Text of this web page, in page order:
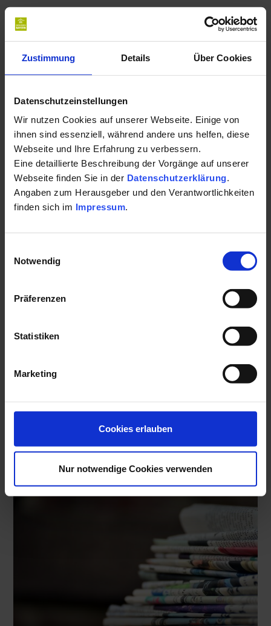
Zustimmung Details Über Cookies
Datenschutzeinstellungen
Wir nutzen Cookies auf unserer Webseite. Einige von
ihnen sind essenziell, während andere uns helfen, diese
Webseite und Ihre Erfahrung zu verbessern.
Eine detaillierte Beschreibung der Vorgänge auf unserer
Webseite finden Sie in der Datenschutzerklärung.
Angaben zum Herausgeber und den Verantwortlichkeiten
finden sich im Impressum.
Notwendig
Präferenzen
Statistiken
Marketing
Cookies erlauben
Nur notwendige Cookies verwenden
Das könnte Sie auch
interessieren
Prospektbestellung
Zertifizierte Gesundheitsangebote